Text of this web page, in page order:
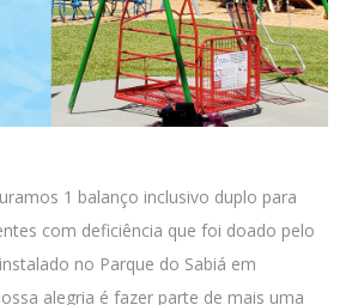
1 balanço inclusivo duplo para
com deficiência que foi doado pelo
no Parque do Sabiá em
alegria é fazer parte de mais uma